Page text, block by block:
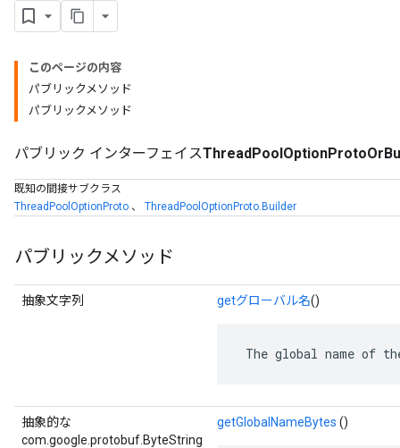
このページの内容
パブリックメソッド
パブリックメソッド
パブリック インターフェイス
既知の間接サブクラス
ThreadPoolOptionProto 、 ThreadPoolOptionProto.Builder
パブリックメソッド
抽象文字列 getグローバル名()
The global name of
抽象的な
com.google.protobuf.ByteString
getGlobalNameBytes ()